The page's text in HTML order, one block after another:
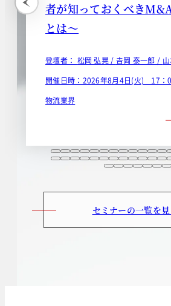
者が知っておくべき
とは～
登壇者： 松岡 弘晃 / 𠮷岡 泰一郎 /
開催日時：2026年8月4日(火) 17：
物流業界
セミナーの一覧を見